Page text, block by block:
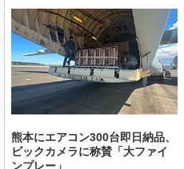
熊本にエアコン300台即日納品、
ビックカメラに称賛「大ファイ
ンプレー」